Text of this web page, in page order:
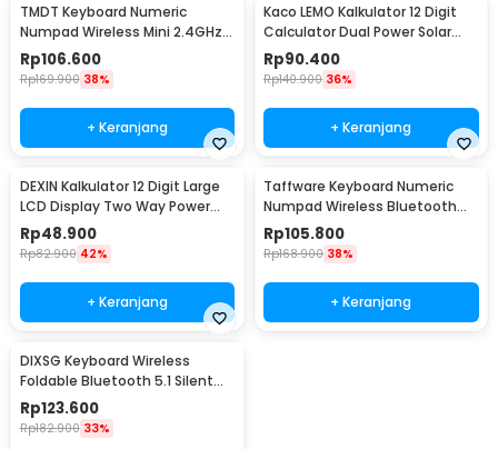
TMDT Keyboard Numeric
Numpad Wireless Mini 2.4GHz -
839ES
Rp106.600
Rp169.900 38%
+ Keranjang
Kaco LEMO Kalkulator 12 Digit
Calculator Dual Power Solar
Battery - K1412
Rp90.400
Rp140.900 36%
+ Keranjang
DEXIN Kalkulator 12 Digit Large
LCD Display Two Way Power
Solar - DS-200ML
Rp48.900
Rp82.900 42%
+ Keranjang
Taffware Keyboard Numeric
Numpad Wireless Bluetooth
2.4GHz Silent - K35
Rp105.800
Rp168.900 38%
+ Keranjang
DIXSG Keyboard Wireless
Foldable Bluetooth 5.1 Silent
Click - B023
Rp123.600
Rp182.900 33%